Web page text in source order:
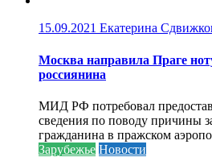
15.09.2021 Екатерина
Москва направила Праге
россиянина
МИД РФ потребовал
сведения по поводу причины
гражданина в пражском
Зарубежье Новости